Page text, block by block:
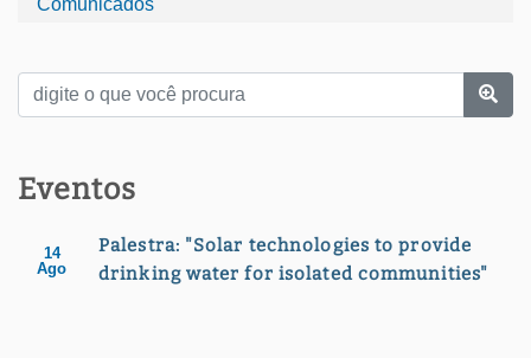
Comunicados
Eventos
14
Ago
Palestra: "Solar technologies to provide
drinking water for isolated communities"